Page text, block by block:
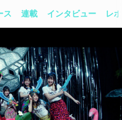
ス 連載 インタビュー レ